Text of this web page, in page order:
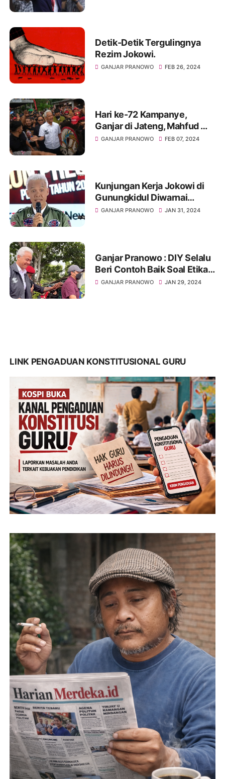
Detik-Detik Tergulingnya
Rezim Jokowi.
GANJAR PRANOWO FEB 26, 2024
Hari ke-72 Kampanye,
Ganjar di Jateng, Mahfud MD
Bertolak ke Jatim
GANJAR PRANOWO FEB 07, 2024
Kunjungan Kerja Jokowi di
Gunungkidul Diwarnai
Insiden, Begini Respons
GANJAR PRANOWO JAN 31, 2024
Ganjar Pranowo : DIY Selalu
Beri Contoh Baik Soal Etika
dan Adab
GANJAR PRANOWO JAN 29, 2024
LINK PENGADUAN KONSTITUSIONAL GURU